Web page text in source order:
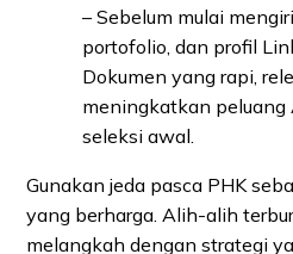
– Sebelum mulai
portofolio, dan profil
Dokumen yang rapi,
meningkatkan peluang
seleksi awal.
Gunakan jeda pasca PHK
yang berharga. Alih-alih
melangkah dengan strategi